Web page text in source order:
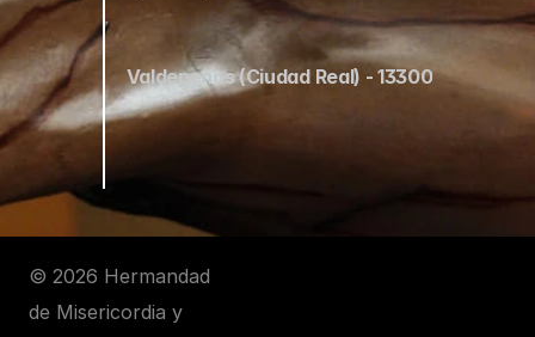
Valdepeñas (Ciudad Real) - 13300
© 2026 Hermandad
de Misericordia y